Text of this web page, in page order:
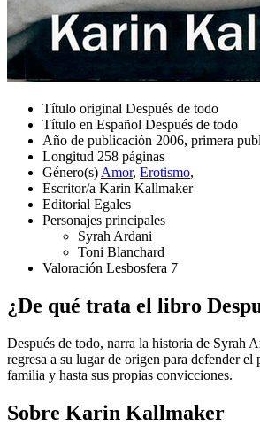
Título original Después de todo
Título en Español Después de todo
Año de publicación 2006, primera
Longitud 258 páginas
Género(s) Amor, Erotismo,
Escritor/a Karin Kallmaker
Editorial Egales
Personajes principales
Syrah Ardani
Toni Blanchard
Valoración Lesbosfera 7
¿De qué trata el libro
Después de todo, narra la historia de Syrah
regresa a su lugar de origen para defender el
familia y hasta sus propias convicciones.
Sobre Karin Kallmaker